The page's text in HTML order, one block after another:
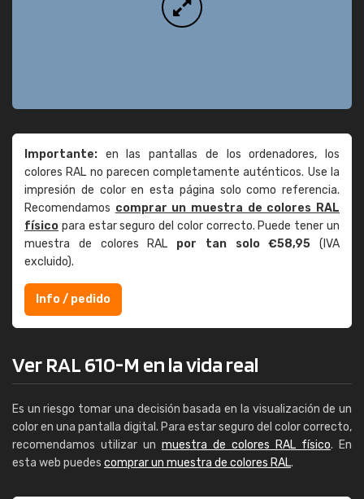
Importante: en las pantallas de los ordenadores, los
colores RAL no parecen completamente auténticos. Use la
impresión de color en esta página solo como referencia.
Recomendamos comprar un muestra de colores RAL
físico para estar seguro del color correcto. Puede tener un
muestra de colores RAL por tan solo €58,95 (IVA
excluido).
Info / pedido
Ver RAL 610-M en la vida real
Es un riesgo tomar una decisión basada en la visualización de un
color en una pantalla digital. Para estar seguro del color correcto,
recomendamos utilizar un muestra de colores RAL físico. En
esta web puedes comprar un muestra de colores RAL.